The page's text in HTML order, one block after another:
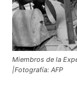
Miembros de la
|Fotografía: AFP